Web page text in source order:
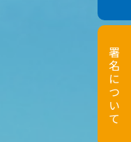
署名について